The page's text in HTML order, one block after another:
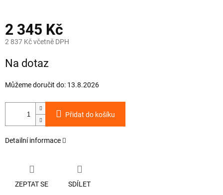
2 345 Kč
2 837 Kč včetně DPH
cena:
Na dotaz
Můžeme doručit do: 13.8.2026
Přidat do košíku
Detailní informace
ZEPTAT SE SDÍLET